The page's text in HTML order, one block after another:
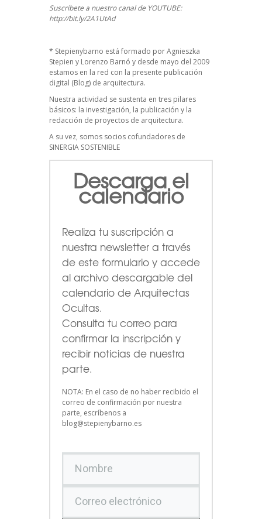
Suscríbete a nuestro canal de YOUTUBE:
http://bit.ly/2A1UtAd
* Stepienybarno está formado por Agnieszka
Stepien y Lorenzo Barnó y desde mayo del 2009
estamos en la red con la presente publicación
digital (Blog) de arquitectura.
Nuestra actividad se sustenta en tres pilares
básicos: la investigación, la publicación y la
redacción de proyectos de arquitectura.
A su vez, somos socios cofundadores de
SINERGIA SOSTENIBLE
Descarga el
calendario
Realiza tu suscripción a
nuestra newsletter a través
de este formulario y accede
al archivo descargable del
calendario de Arquitectas
Ocultas.
Consulta tu correo para
confirmar la inscripción y
recibir noticias de nuestra
parte.
NOTA: En el caso de no haber recibido el
correo de confirmación por nuestra
parte, escríbenos a
blog@stepienybarno.es